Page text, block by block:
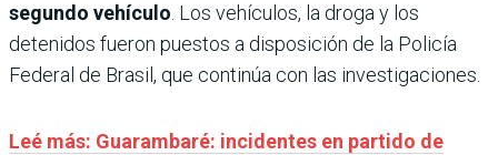
segundo vehículo. Los vehículos, la droga y los
detenidos fueron puestos a disposición de la Policía
Federal de Brasil, que continúa con las investigaciones.
Leé más: Guarambaré: incidentes en partido de